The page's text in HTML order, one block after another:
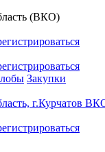
(ВКО)
Закупки
г.Курчатов